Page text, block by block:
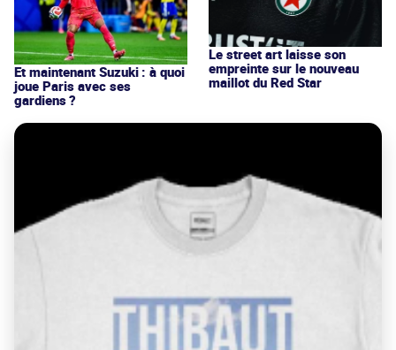
Et maintenant Suzuki : à quoi
joue Paris avec ses
gardiens ?
Le street art laisse son
empreinte sur le nouveau
maillot du Red Star